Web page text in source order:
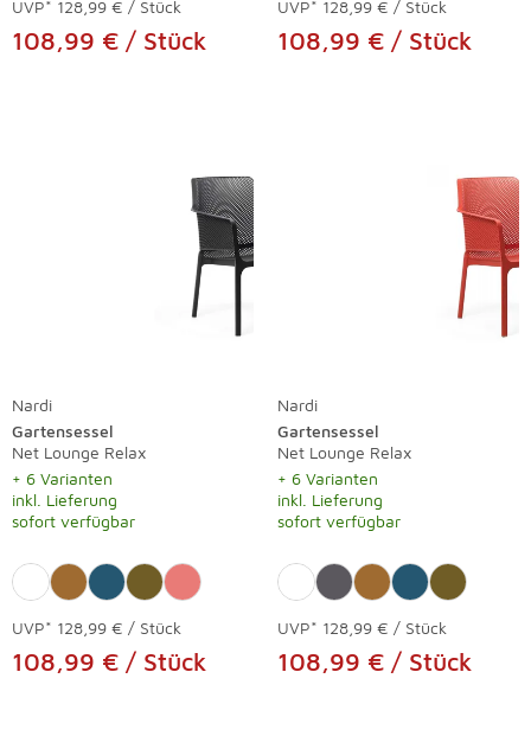
UVP* 128,99 € / Stück
108,99 € / Stück
UVP* 128,99 € / Stück
108,99 € / Stück
Nardi
Gartensessel
Net Lounge Relax
+ 6 Varianten
inkl. Lieferung
sofort verfügbar
UVP* 128,99 € / Stück
108,99 € / Stück
Nardi
Gartensessel
Net Lounge Relax
+ 6 Varianten
inkl. Lieferung
sofort verfügbar
UVP* 128,99 € / Stück
108,99 € / Stück